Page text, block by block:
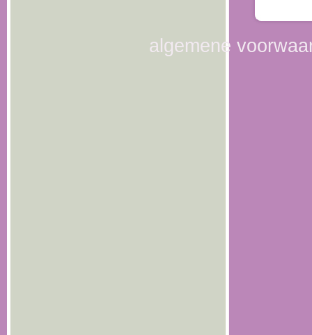
algemene